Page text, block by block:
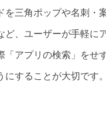
を三角ポップや名刺・
ど、ユーザーが手軽に
「アプリの検索」をせ
にすることが大切です。